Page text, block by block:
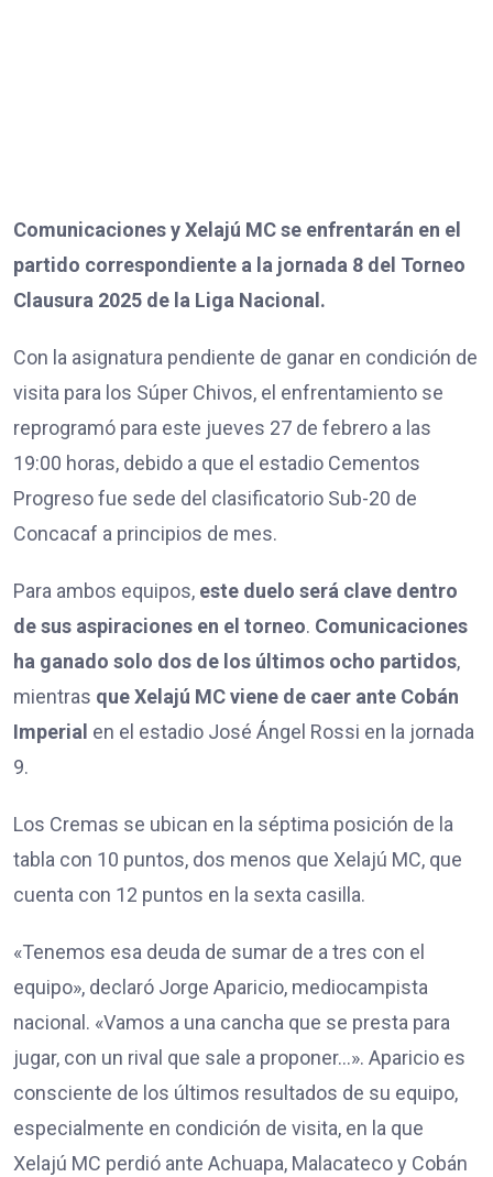
Comunicaciones y Xelajú MC se enfrentarán en el
partido correspondiente a la jornada 8 del Torneo
Clausura 2025 de la Liga Nacional.
Con la asignatura pendiente de ganar en condición de
visita para los Súper Chivos, el enfrentamiento se
reprogramó para este jueves 27 de febrero a las
19:00 horas, debido a que el estadio Cementos
Progreso fue sede del clasificatorio Sub-20 de
Concacaf a principios de mes.
Para ambos equipos, este duelo será clave dentro
de sus aspiraciones en el torneo. Comunicaciones
ha ganado solo dos de los últimos ocho partidos,
mientras que Xelajú MC viene de caer ante Cobán
Imperial en el estadio José Ángel Rossi en la jornada
9.
Los Cremas se ubican en la séptima posición de la
tabla con 10 puntos, dos menos que Xelajú MC, que
cuenta con 12 puntos en la sexta casilla.
«Tenemos esa deuda de sumar de a tres con el
equipo», declaró Jorge Aparicio, mediocampista
nacional. «Vamos a una cancha que se presta para
jugar, con un rival que sale a proponer…». Aparicio es
consciente de los últimos resultados de su equipo,
especialmente en condición de visita, en la que
Xelajú MC perdió ante Achuapa, Malacateco y Cobán